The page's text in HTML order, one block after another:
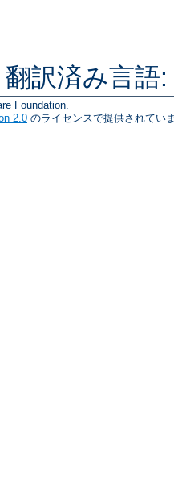
翻訳済み言語
Foundation.
2.0 のライセンスで提供されてい